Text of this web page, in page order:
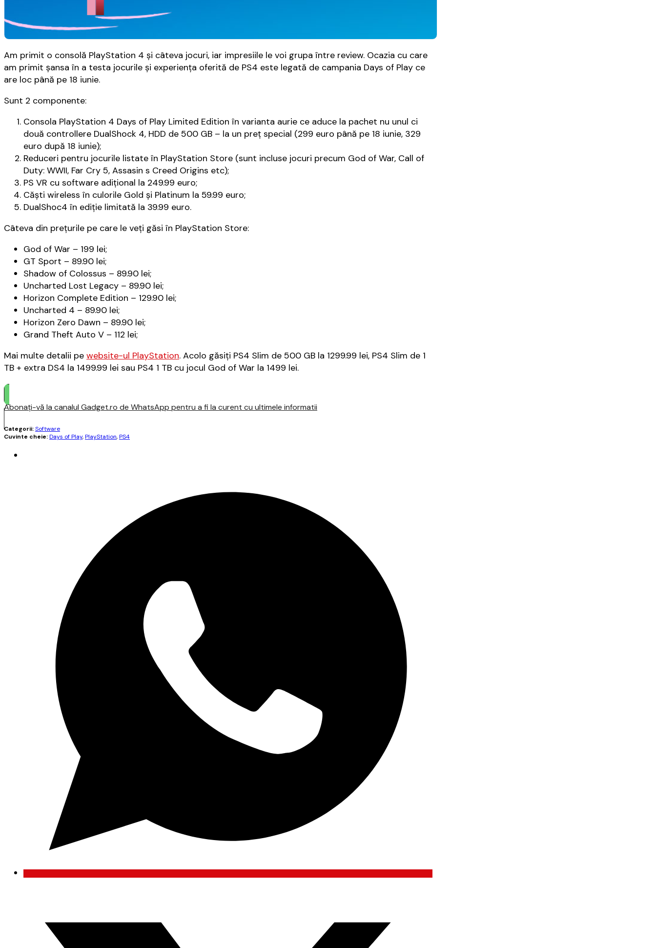
Am primit o consolă PlayStation 4 și câteva jocuri, iar impresiile le voi grupa între review. Ocazia cu care
am primit șansa în a testa jocurile și experiența oferită de PS4 este legată de campania Days of Play ce
are loc până pe 18 iunie.
Sunt 2 componente:
Consola PlayStation 4 Days of Play Limited Edition în varianta aurie ce aduce la pachet nu unul ci
două controllere DualShock 4, HDD de 500 GB – la un preț special (299 euro până pe 18 iunie, 329
euro după 18 iunie);
Reduceri pentru jocurile listate în PlayStation Store (sunt incluse jocuri precum God of War, Call of
Duty: WWII, Far Cry 5, Assasin s Creed Origins etc);
PS VR cu software adițional la 249.99 euro;
Căști wireless în culorile Gold și Platinum la 59.99 euro;
DualShoc4 în ediție limitată la 39.99 euro.
Câteva din prețurile pe care le veți găsi în PlayStation Store:
God of War – 199 lei;
GT Sport – 89.90 lei;
Shadow of Colossus – 89.90 lei;
Uncharted Lost Legacy – 89.90 lei;
Horizon Complete Edition – 129.90 lei;
Uncharted 4 – 89.90 lei;
Horizon Zero Dawn – 89.90 lei;
Grand Theft Auto V – 112 lei;
Mai multe detalii pe website-ul PlayStation. Acolo găsiți PS4 Slim de 500 GB la 1299.99 lei, PS4 Slim de 1
TB + extra DS4 la 1499.99 lei sau PS4 1 TB cu jocul God of War la 1499 lei.
Abonați-vă la canalul Gadget.ro de WhatsApp pentru a fi la curent cu ultimele informatii
Categorii:Software
Cuvinte cheie:Days of Play,PlayStation,PS4